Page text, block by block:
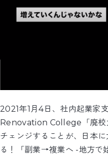
2021年1月4日、社内起業家
Renovation College「廃校
チェンジすることが、日本
る！「副業→複業へ -地方で